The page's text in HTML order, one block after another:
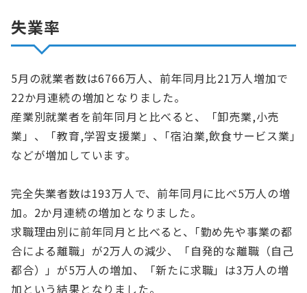
失業率
5月の就業者数は6766万人、前年同月比21万人増加で
22か月連続の増加となりました。
産業別就業者を前年同月と比べると、「卸売業,小売
業」、「教育,学習支援業」、｢宿泊業,飲食サービス業｣
などが増加しています。
完全失業者数は193万人で、前年同月に比べ5万人の増
加。2か月連続の増加となりました。
求職理由別に前年同月と比べると、｢勤め先や事業の都
合による離職」が2万人の減少、「自発的な離職（自己
都合）」が5万人の増加、「新たに求職」は3万人の増
加という結果となりました。